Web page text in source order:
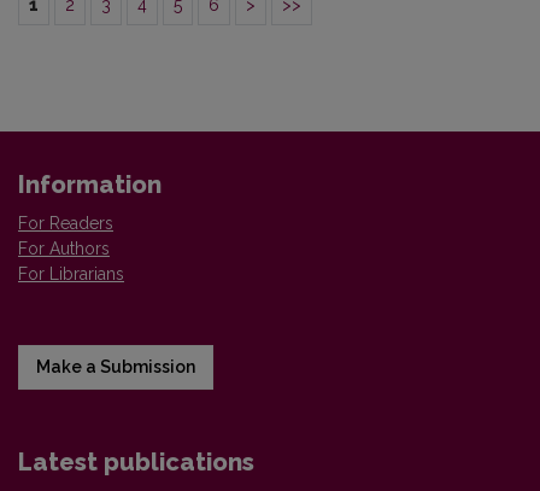
1 2 3 4 5 6 > >>
Information
For Readers
For Authors
For Librarians
Make a Submission
Latest publications